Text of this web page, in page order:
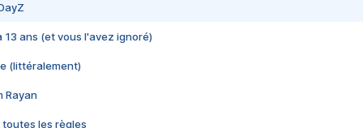
13 ans (et vous l'avez ignoré)
(littéralement)
Rayan
toutes les règles